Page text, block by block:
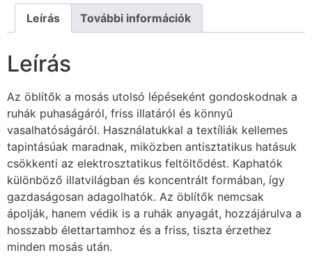
Leírás További információk
Leírás
Az öblítők a mosás utolsó lépéseként gondoskodnak a
ruhák puhaságáról, friss illatáról és könnyű
vasalhatóságáról. Használatukkal a textíliák kellemes
tapintásúak maradnak, miközben antisztatikus hatásuk
csökkenti az elektrosztatikus feltöltődést. Kaphatók
különböző illatvilágban és koncentrált formában, így
gazdaságosan adagolhatók. Az öblítők nemcsak
ápolják, hanem védik is a ruhák anyagát, hozzájárulva a
hosszabb élettartamhoz és a friss, tiszta érzethez
minden mosás után.